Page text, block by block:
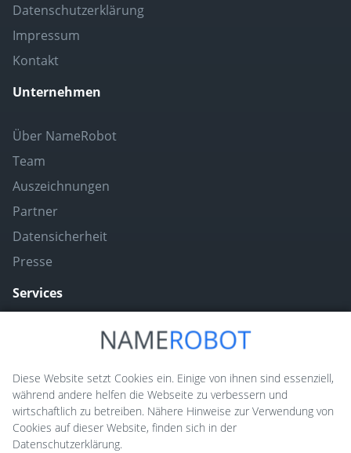
Datenschutzerklärung
Impressum
Kontakt
Unternehmen
Über NameRobot
Team
Auszeichnungen
Partner
Datensicherheit
Presse
Services
Naming ToolBox
NameScore
Funny Nickname Generatoren
Diese Website setzt Cookies ein. Einige von ihnen sind essenziell,
während andere helfen die Webseite zu verbessern und
wirtschaftlich zu betreiben. Nähere Hinweise zur Verwendung von
Cookies auf dieser Website, finden sich in der
Datenschutzerklärung.